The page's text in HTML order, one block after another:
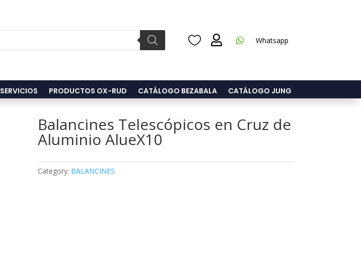
   Whatsapp
SERVICIOS PRODUCTOS OX-RUD CATÁLOGO BEZABALA CATÁLOGO JUNG
Balancines Telescópicos en Cruz de
Aluminio AlueX10
Category: BALANCINES